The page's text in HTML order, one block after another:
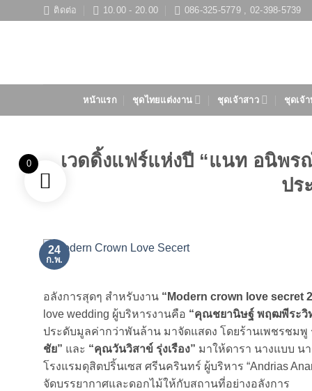
ติดต่อ 10.00 - 20.00 086-325-5779 , 02-398-5739
หน้าแรก ชุดไทยแต่งงาน ชุดเจ้าสาว ชุดเจ้
เวดดิ้งแฟร์แห่งปี “แนท อนิพร
ปร
24
ก.พ.
อลังการสุดๆ สำหรับงาน “Modern crown love secret
love wedding ผู้บริหารงานคือ “คุณชยานิษฐ์ พฤฒพีระวิ
ประดับมูลค่ากว่าพันล้าน มาจัดแสดง โดยร้านเพชรชม
ชัย” และ “คุณวันวิสาข์ รุ่งเรือง” มาให้ดารา นางแบบ น
โรงแรมดุสิตปริ้นเซส ศรีนครินทร์ ผู้บริหาร “Andrias
จัดบรรยากาศและดอกไม้ให้กับสถานที่อย่างอลังการ
0